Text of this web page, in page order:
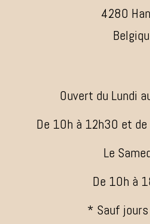
4280
Ouvert du Lundi
De 10h à 12h30 et
Le
De 10h à
* Sauf